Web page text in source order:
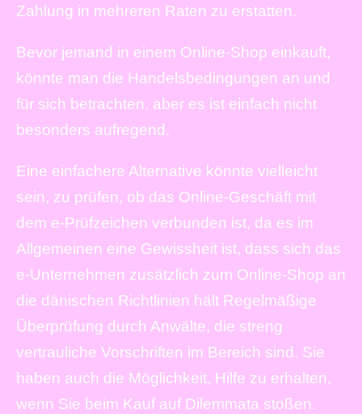
Zahlung in mehreren Raten zu erstatten.
Bevor jemand in einem Online-Shop einkauft,
könnte man die Handelsbedingungen an und
für sich betrachten, aber es ist einfach nicht
besonders aufregend.
Eine einfachere Alternative könnte vielleicht
sein, zu prüfen, ob das Online-Geschäft mit
dem e-Prüfzeichen verbunden ist, da es im
Allgemeinen eine Gewissheit ist, dass sich das
e-Unternehmen zusätzlich zum Online-Shop an
die dänischen Richtlinien hält Regelmäßige
Überprüfung durch Anwälte, die streng
vertrauliche Vorschriften im Bereich sind. Sie
haben auch die Möglichkeit, Hilfe zu erhalten,
wenn Sie beim Kauf auf Dilemmata stoßen.